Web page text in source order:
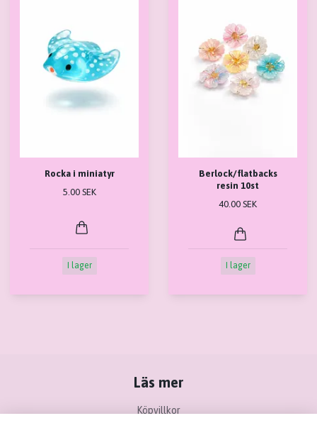
Rocka i miniatyr
5.00 SEK
I lager
Berlock/flatbacks
resin 10st
40.00 SEK
I lager
Läs mer
Köpvillkor